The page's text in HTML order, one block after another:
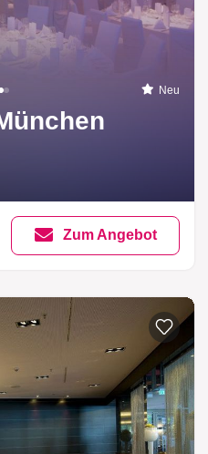
Neu
Zum Angebot